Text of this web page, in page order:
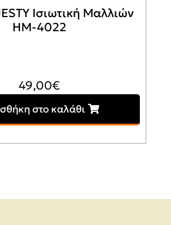
Ισιωτική Μαλλιών
HM-4022
49,00€
στο καλάθι